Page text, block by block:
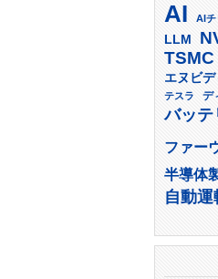
AI AIチ
LLM
TSMC
エヌビ
テスラ
デ
バッテ
ファー
半導体
自動運